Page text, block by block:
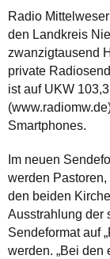
Radio
den Landkreis
zwanzigtausend
private
ist auf UKW
Smartphones.
Im neuen
werden
den beiden
Ausstrahlung der
Sendeformat auf
werden. „Bei den